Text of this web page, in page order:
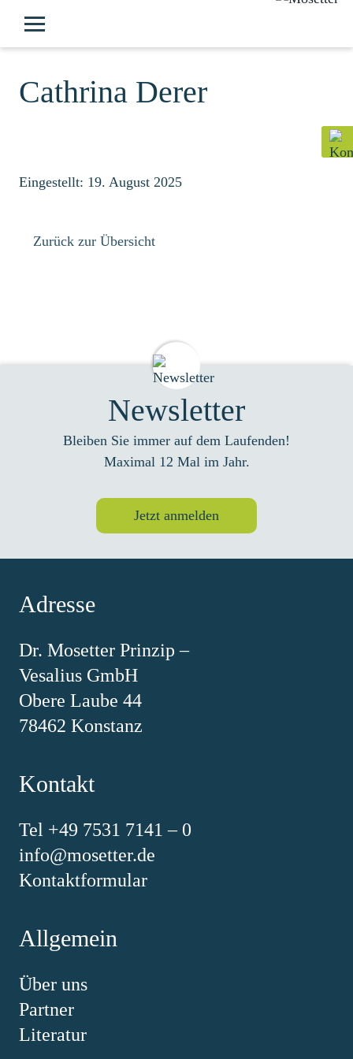
Cathrina Derer
Eingestellt: 19. August 2025
Zurück zur Übersicht
Newsletter
Bleiben Sie immer auf dem Laufenden!
Maximal 12 Mal im Jahr.
Jetzt anmelden
Adresse
Dr. Mosetter Prinzip –
Vesalius GmbH
Obere Laube 44
78462 Konstanz
Kontakt
Tel +49 7531 7141 – 0
info@mosetter.de
Kontaktformular
Allgemein
Über uns
Partner
Literatur